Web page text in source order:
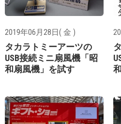
2019年06月28日( 金 )
タカラトミーアーツの
USB接続ミニ扇風機「昭
和扇風機」を試す